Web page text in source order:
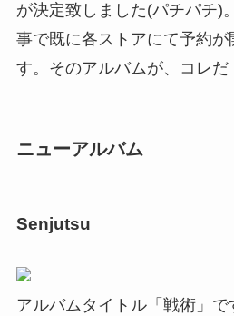
が決定致しました(パチパチ)
事で既に各ストアにて予約
す。そのアルバムが、コレだ
ニューアルバム
Senjutsu
アルバムタイトル「戦術」